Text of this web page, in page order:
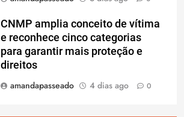
CNMP amplia conceito de vítima
e reconhece cinco categorias
para garantir mais proteção e
direitos
amandapasseado
4 dias ago 0